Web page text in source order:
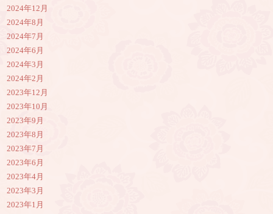
2024年12月
2024年8月
2024年7月
2024年6月
2024年3月
2024年2月
2023年12月
2023年10月
2023年9月
2023年8月
2023年7月
2023年6月
2023年4月
2023年3月
2023年1月